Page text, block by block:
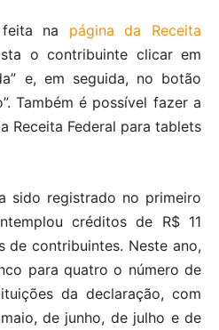
na página da Receita
o contribuinte clicar em
e, em seguida, no botão
Também é possível fazer a
Receita Federal para tablets
sido registrado no primeiro
créditos de R$ 11
de contribuintes. Neste ano,
para quatro o número de
da declaração, com
de junho, de julho e de